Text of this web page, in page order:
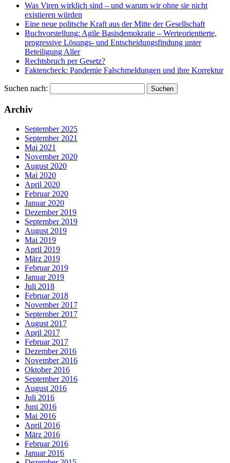
Was Viren wirklich sind – und warum wir ohne sie nicht
existieren würden
Eine neue politsche Kraft aus der Mitte der Gesellschaft
Buchvorstellung: Agile Basisdemokratie – Werteorientierte,
progressive Lösungs- und Entscheidungsfindung unter
Beteiligung Aller
Rechtsbruch per Gesetz?
Faktencheck: Pandemie Falschmeldungen und ihre Korrektur
Suchen nach:
Archiv
September 2025
September 2021
Mai 2021
November 2020
August 2020
Mai 2020
April 2020
Februar 2020
Januar 2020
Dezember 2019
September 2019
August 2019
Mai 2019
April 2019
März 2019
Februar 2019
Januar 2019
Juli 2018
Februar 2018
November 2017
September 2017
August 2017
April 2017
Februar 2017
Dezember 2016
November 2016
Oktober 2016
September 2016
August 2016
Juli 2016
Juni 2016
Mai 2016
April 2016
März 2016
Februar 2016
Januar 2016